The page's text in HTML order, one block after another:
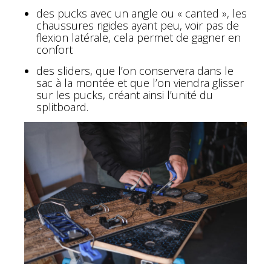
des pucks avec un angle ou « canted », les
chaussures rigides ayant peu, voir pas de
flexion latérale, cela permet de gagner en
confort
des sliders, que l’on conservera dans le
sac à la montée et que l’on viendra glisser
sur les pucks, créant ainsi l’unité du
splitboard.